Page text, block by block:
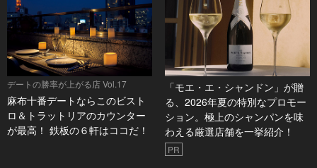
デートの勝率が上がる店 Vol.17
麻布十番デートならこのビスト
ロ＆トラットリアのカウンター
が最高！ 鉄板の６軒はココだ！
「モエ・エ・シャンドン」が贈
る、2026年夏の特別なプロモー
ション。極上のシャンパンを味
わえる厳選店舗を一挙紹介！
PR